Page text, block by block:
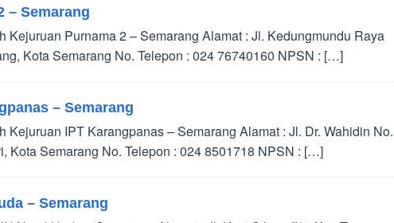
– Semarang
Kejuruan Purnama 2 – Semarang Alamat : Jl. Kedungmundu Raya
Kota Semarang No. Telepon : 024 76740160 NPSN : […]
– Semarang
Kejuruan IPT Karangpanas – Semarang Alamat : Jl. Dr. Wahidin No.
Kota Semarang No. Telepon : 024 8501718 NPSN : […]
– Semarang